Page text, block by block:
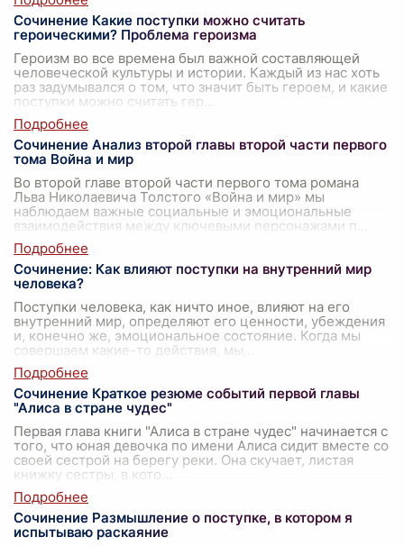
Сочинение Какие поступки можно считать
героическими? Проблема героизма
Героизм во все времена был важной составляющей
человеческой культуры и истории. Каждый из нас хоть
раз задумывался о том, что значит быть героем, и какие
поступки можно считать гер
Сочинение Анализ второй главы второй части первого
тома Война и мир
Во второй главе второй части первого тома романа
Льва Николаевича Толстого «Война и мир» мы
наблюдаем важные социальные и эмоциональные
взаимодействия между ключевыми персонажами п
Сочинение: Как влияют поступки на внутренний мир
человека?
Поступки человека, как ничто иное, влияют на его
внутренний мир, определяют его ценности, убеждения
и, конечно же, эмоциональное состояние. Когда мы
совершаем какие-то действия, мы
Сочинение Краткое резюме событий первой главы
"Алиса в стране чудес"
Первая глава книги "Алиса в стране чудес" начинается с
того, что юная девочка по имени Алиса сидит вместе со
своей сестрой на берегу реки. Она скучает, листая
книжку сестры, в кото
Сочинение Размышление о поступке, в котором я
испытываю раскаяние